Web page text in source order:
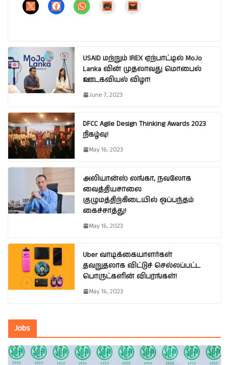
USAID மற்றும் IREX ஏற்பாட்டில் MoJo
Lanka வின் முதலாவது மொபைல்
ஊடகவியல் விழா!
June 7, 2023
DFCC Agile Design Thinking Awards 2023
நிகழ்வு!
May 16, 2023
அலியான்ஸ் லங்கா, நவலோக
வைத்தியசாலை
குழுமத்திற்கிடையில் ஒப்பந்தம்
கைச்சாத்து!
May 16, 2023
Uber வாடிக்கையாளர்கள்
தவறுதலாக விட்டுச் செல்லப்பட்ட
பொருட்களின் விபரங்கள்!
May 16, 2023
Jobs